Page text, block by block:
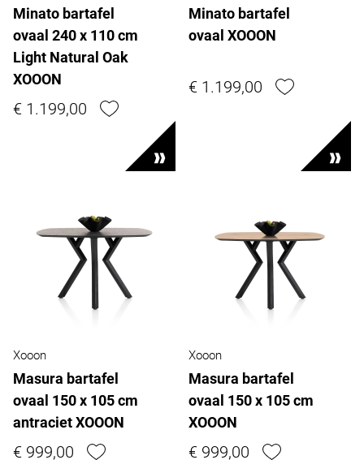
Minato bartafel
ovaal 240 x 110 cm
Light Natural Oak
XOOON
€ 1.199,00
Minato bartafel
ovaal XOOON
€ 1.199,00
Xooon
Masura bartafel
ovaal 150 x 105 cm
antraciet XOOON
€ 999,00
Xooon
Masura bartafel
ovaal 150 x 105 cm
XOOON
€ 999,00